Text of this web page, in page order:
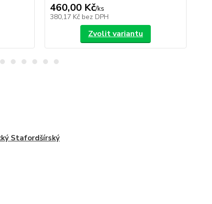
460,00 Kč/ks
380,17 Kč bez DPH
Zvolit variantu
Stafordšírský